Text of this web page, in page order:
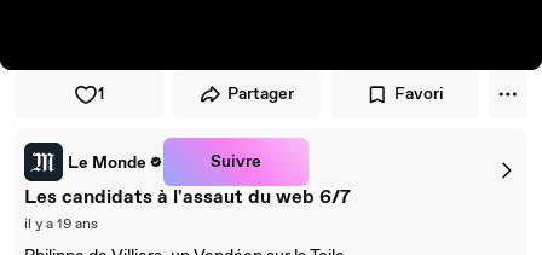
1 Partager Favori
Le Monde Suivre
Les candidats à l'assaut du web 6/7
il y a 19 ans